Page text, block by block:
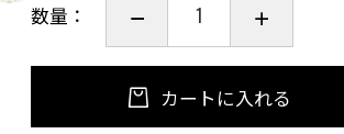
数量：
カートに入れる